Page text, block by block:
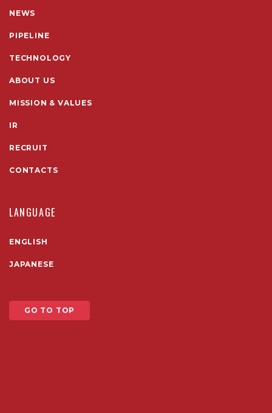
NEWS
PIPELINE
TECHNOLOGY
ABOUT US
MISSION & VALUES
IR
RECRUIT
CONTACTS
LANGUAGE
ENGLISH
JAPANESE
GO TO TOP